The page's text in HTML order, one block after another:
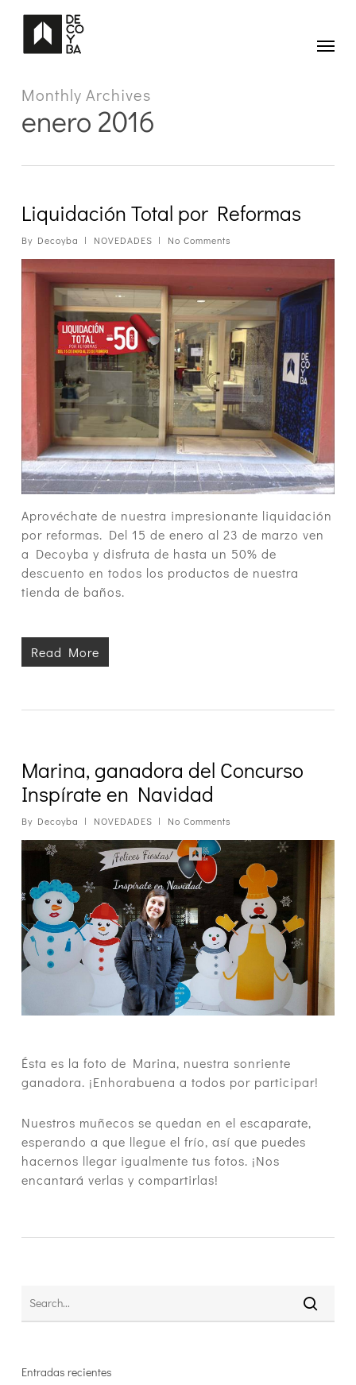
Menu
Monthly Archives
enero 2016
Liquidación Total por Reformas
By Decoyba NOVEDADES No Comments
Aprovéchate de nuestra impresionante liquidación
por reformas. Del 15 de enero al 23 de marzo ven
a Decoyba y disfruta de hasta un 50% de
descuento en todos los productos de nuestra
tienda de baños.
Read More
Marina, ganadora del Concurso
Inspírate en Navidad
By Decoyba NOVEDADES No Comments
Ésta es la foto de Marina, nuestra sonriente
ganadora. ¡Enhorabuena a todos por participar!
Nuestros muñecos se quedan en el escaparate,
esperando a que llegue el frío, así que puedes
hacernos llegar igualmente tus fotos. ¡Nos
encantará verlas y compartirlas!
Entradas recientes